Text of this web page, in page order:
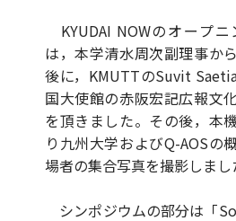
KYUDAI NOWのオープ
は，本学清水周次副理事か
後に，KMUTTのSuvit
国大使館の赤阪宏記広報文
を頂きました。その後，本
り九州大学およびQ-AOSの
場者の集合写真を撮影しまし
シンポジウムの部分は「